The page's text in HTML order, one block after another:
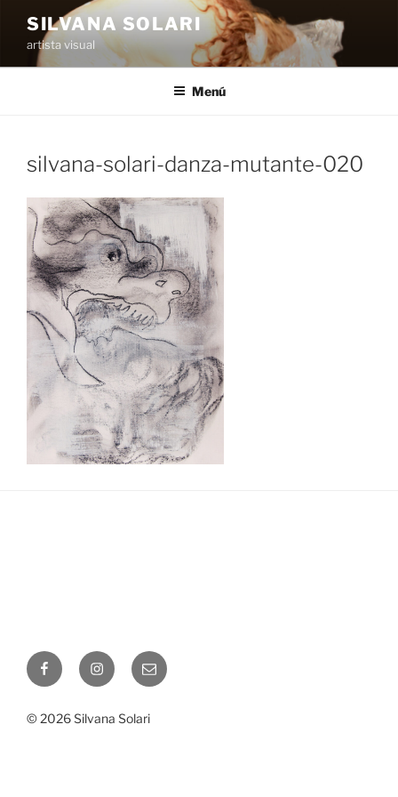
contenido
SILVANA SOLARI
artista visual
Menú
silvana-solari-danza-mutante-020
FacebookInstagramCorreo
electrónico
© 2026 Silvana Solari